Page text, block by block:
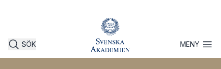
SÖK MENYÖppna